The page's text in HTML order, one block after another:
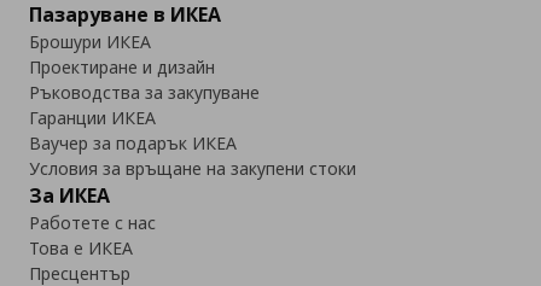
Пазаруване в ИКЕА
Брошури ИКЕА
Проектиране и дизайн
Ръководства за закупуване
Гаранции ИКЕА
Ваучер за подарък ИКЕА
Условия за връщане на закупени стоки
За ИКЕА
Работете с нас
Това е ИКЕА
Пресцентър